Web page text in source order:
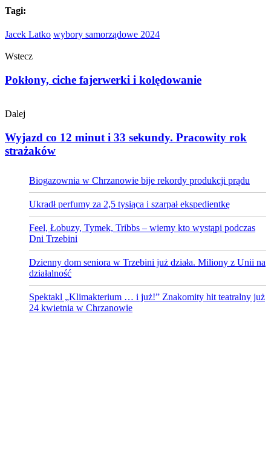
Tagi:
Jacek Latko wybory samorządowe 2024
Wstecz
Pokłony, ciche fajerwerki i kolędowanie
Dalej
Wyjazd co 12 minut i 33 sekundy. Pracowity rok
strażaków
Biogazownia w Chrzanowie bije rekordy produkcji prądu
Ukradł perfumy za 2,5 tysiąca i szarpał ekspedientkę
Feel, Łobuzy, Tymek, Tribbs – wiemy kto wystąpi podczas
Dni Trzebini
Dzienny dom seniora w Trzebini już działa. Miliony z Unii na
działalność
Spektakl „Klimakterium … i już!” Znakomity hit teatralny już
24 kwietnia w Chrzanowie